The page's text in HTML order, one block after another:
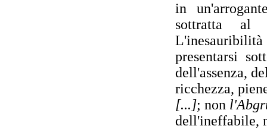
in
sottratta al
presentarsi
dell'assenza,
ricchezza, pie
[...]; non
dell'ineffabile,